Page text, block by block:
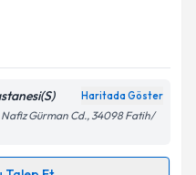
ediyorum.
Haritada Göster
Gürman Cd., 34098 Fatih/